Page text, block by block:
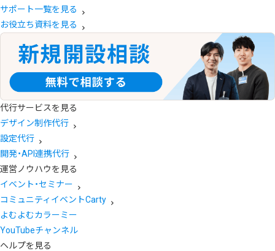
サポート一覧を見る
お役立ち資料を見る
代行サービスを見る
デザイン制作代行
設定代行
開発・API連携代行
運営ノウハウを見る
イベント・セミナー
コミュニティイベントCarty
よむよむカラーミー
YouTubeチャンネル
ヘルプを見る